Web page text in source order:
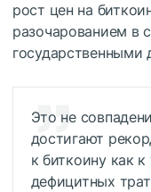
рост цен на
разочарованием в
Это не
достигают
к биткоину как
дефицитных